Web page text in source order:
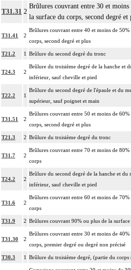
T31.31 2
Brûlures couvrant entre 30 et moins
la surface du corps, second degré et
T31.41 2
Brûlures couvrant entre 40 et moins de 50%
corps, second degré et plus
T21.2 1 Brûlure du second degré du tronc
T24.3 2
Brûlure du troisième degré de la hanche et
inférieur, sauf cheville et pied
T22.2 1
Brûlure du second degré de l'épaule et du
supérieur, sauf poignet et main
T31.51 2
Brûlures couvrant entre 50 et moins de 60%
corps, second degré et plus
T21.3 2 Brûlure du troisième degré du tronc
T31.7 2
Brûlures couvrant entre 70 et moins de 80%
corps
T24.2 2
Brûlure du second degré de la hanche et du
inférieur, sauf cheville et pied
T31.6 2
Brûlures couvrant entre 60 et moins de 70%
corps
T31.9 2 Brûlures couvrant 90% ou plus de la
T31.30 2
Brûlures couvrant entre 30 et moins de 40%
corps, premier degré ou degré non précisé
T30.3 1 Brûlure du troisième degré, (partie du corps